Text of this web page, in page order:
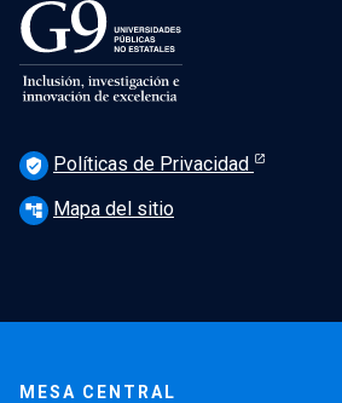
verified_user Políticas de Privacidad
account_tree Mapa del sitio
MESA CENTRAL